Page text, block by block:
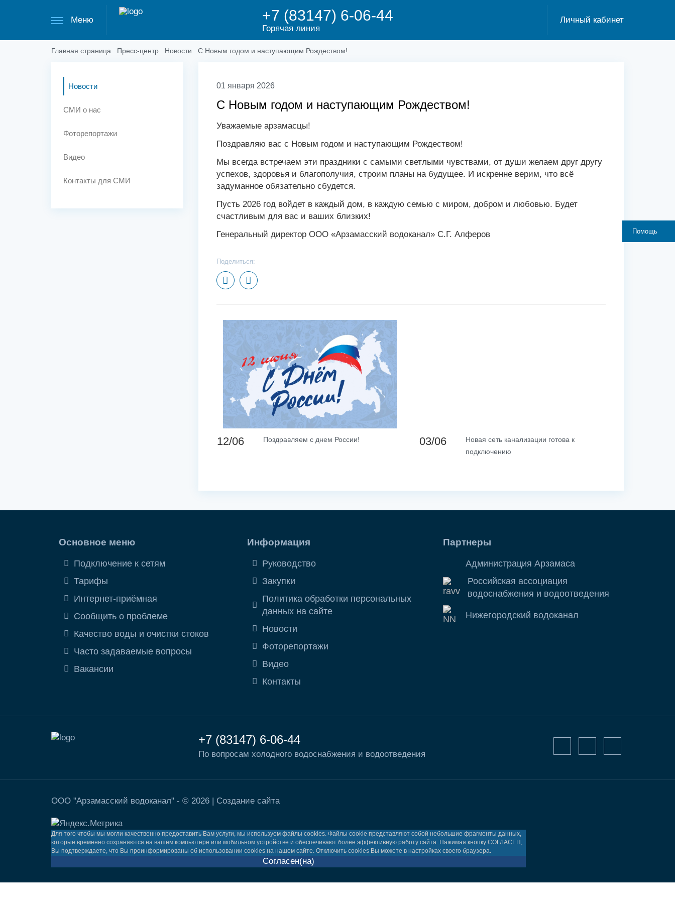
Меню +7 (83147) 6-06-44
Горячая линия
Личный кабинет
Главная страница Пресс-центр Новости С Новым годом и наступающим Рождеством!
01 января 2026
С Новым годом и наступающим Рождеством!
Уважаемые арзамасцы!
Поздравляю вас с Новым годом и наступающим Рождеством!
Мы всегда встречаем эти праздники с самыми светлыми чувствами, от души желаем друг другу
успехов, здоровья и благополучия, строим планы на будущее. И искренне верим, что всё
задуманное обязательно сбудется.
Пусть 2026 год войдет в каждый дом, в каждую семью с миром, добром и любовью. Будет
счастливым для вас и ваших близких!
Генеральный директор ООО «Арзамасский водоканал» С.Г. Алферов
Поделиться:
12/06 Поздравляем с днем России! 03/06
Новая сеть канализации готова к
подключению
Новости
СМИ о нас
Фоторепортажи
Видео
Контакты для СМИ
Помощь
Основное меню
Подключение к сетям
Тарифы
Интернет-приёмная
Сообщить о проблеме
Качество воды и очистки стоков
Часто задаваемые вопросы
Вакансии
Информация
Руководство
Закупки
Политика обработки персональных
данных на сайте
Новости
Фоторепортажи
Видео
Контакты
Партнеры
Администрация Арзамаса
Российская ассоциация
водоснабжения и водоотведения
Нижегородский водоканал
+7 (83147) 6-06-44
По вопросам холодного водоснабжения и водоотведения
ООО "Арзамасский водоканал" - © 2026 | Создание сайта
Для того чтобы мы могли качественно предоставить Вам услуги, мы используем файлы cookies. Файлы cookie представляют собой небольшие фрагменты данных,
которые временно сохраняются на вашем компьютере или мобильном устройстве и обеспечивают более эффективную работу сайта. Нажимая кнопку СОГЛАСЕН,
Вы подтверждаете, что Вы проинформированы об использовании cookies на нашем сайте. Отключить cookies Вы можете в настройках своего браузера.
Согласен(на)